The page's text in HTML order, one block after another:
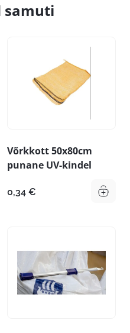
samuti
Võrkkott 50x80cm
punane UV-kindel
0,34 €